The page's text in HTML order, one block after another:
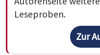
Leseproben.
Zur